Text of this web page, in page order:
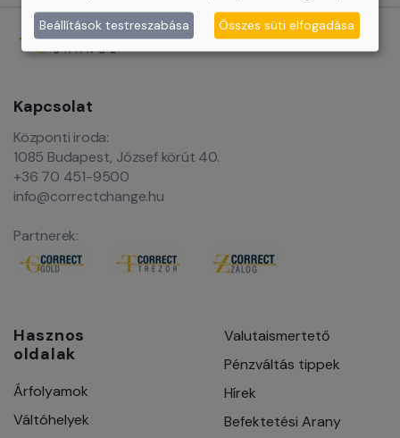
Kapcsolat
Központi iroda:
1085 Budapest, József körút 40.
+36 70 451-9500
info@correctchange.hu
Partnerek:
Hasznos
oldalak
Árfolyamok
Váltóhelyek
Valutaismertető
Pénzváltás tippek
Hírek
Befektetési Arany
Beállítások testreszabása Összes süti elfogadása